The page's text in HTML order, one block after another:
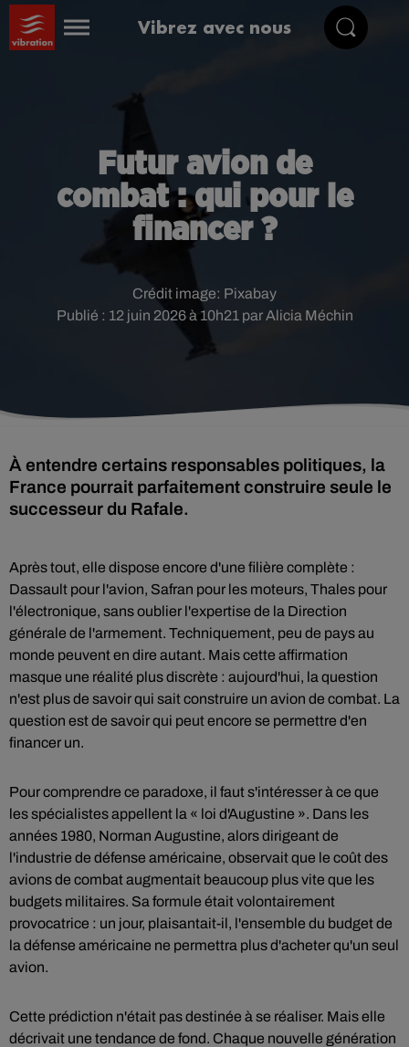
Vibrez avec nous
Futur avion de
combat : qui pour le
financer ?
Publié : 12 juin 2026 à 10h21 par Alicia Méchin
Crédit image: Pixabay
À entendre certains responsables politiques, la
France pourrait parfaitement construire seule le
successeur du Rafale.
Après tout, elle dispose encore d'une filière complète :
Dassault pour l'avion, Safran pour les moteurs, Thales pour
l'électronique, sans oublier l'expertise de la Direction
générale de l'armement. Techniquement, peu de pays au
monde peuvent en dire autant. Mais cette affirmation
masque une réalité plus discrète : aujourd'hui, la question
n'est plus de savoir qui sait construire un avion de combat. La
question est de savoir qui peut encore se permettre d'en
financer un.
Pour comprendre ce paradoxe, il faut s'intéresser à ce que
les spécialistes appellent la « loi d'Augustine ». Dans les
années 1980, Norman Augustine, alors dirigeant de
l'industrie de défense américaine, observait que le coût des
avions de combat augmentait beaucoup plus vite que les
budgets militaires. Sa formule était volontairement
provocatrice : un jour, plaisantait-il, l'ensemble du budget de
la défense américaine ne permettra plus d'acheter qu'un seul
avion.
Cette prédiction n'était pas destinée à se réaliser. Mais elle
décrivait une tendance de fond. Chaque nouvelle génération